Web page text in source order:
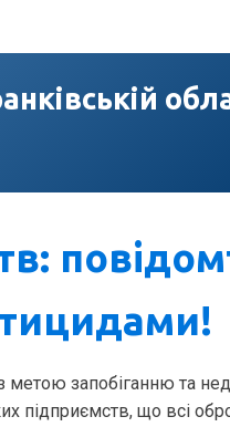
з метою запобіганню та
підприємств, що всі